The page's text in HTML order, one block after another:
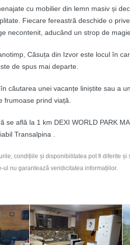
cu mobilier din lemn masiv și
Fiecare fereastră deschide o
necontenit, aducând un strop de
Căsuța din Izvor este locul în
de spus mai departe.
căutarea unei vacanțe liniștite sau a
frumoase prind viață.
se află la 1 km DEXI WORLD PARK
Transalpina .
condițiile și disponibilitatea pot fi diferite
ul nu garantează veridicitatea informațiilor.